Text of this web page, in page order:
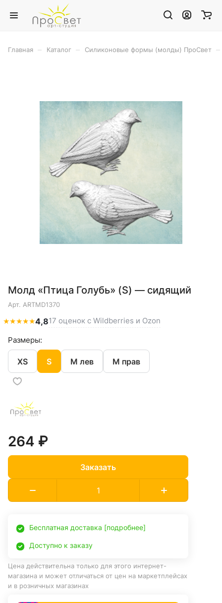
Главная Каталог Силиконовые формы (молды) ПроСвет
Молд «Птица Голубь» (S) — сидящий
Арт. ARTMD1370
★★★★★4,817 оценок с Wildberries и Ozon
Размеры:
XS S M лев M прав
264 ₽
Заказать
Бесплатная доставка [подробнее]
Доступно к заказу
Цена действительна только для этого интернет-
магазина и может отличаться от цен на маркетплейсах
и в розничных магазинах